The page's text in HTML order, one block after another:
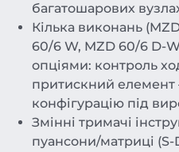
багатошарових
Кілька виконань
60/6 W, MZD 60/6 D-
опціями: контроль
притискний елемент
конфігурацію під
Змінні тримачі
пуансони/матриці (S-